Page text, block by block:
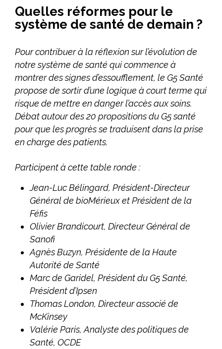
Améliorer l’accès aux produits innovants
Concrétiser la dimension stratégique de la filière santé
Publications
Espace presse
Documents/études
Nos engagements
Vis-à-vis des patients
Notre responsabilité sociale et environnementale
Actualités du G5
​Les Rencontres du G5 santé
Quelles réformes pour le
système de santé de demain ?
Pour contribuer à la réflexion sur l’évolution de
notre système de santé qui commence à
montrer des signes d’essoufflement, le G5 Santé
propose de sortir d’une logique à court terme qui
risque de mettre en danger l’accès aux soins.
Débat autour des 20 propositions du G5 santé
pour que les progrès se traduisent dans la prise
en charge des patients.
Participent à cette table ronde :
Jean-Luc Bélingard, Président-Directeur
Général de bioMérieux et Président de la
Féfis
Olivier Brandicourt, Directeur Général de
Sanofi
Agnès Buzyn, Présidente de la Haute
Autorité de Santé
Marc de Garidel, Président du G5 Santé,
Président d’Ipsen
Thomas London, Directeur associé de
McKinsey
Valérie Paris, Analyste des politiques de
Santé, OCDE